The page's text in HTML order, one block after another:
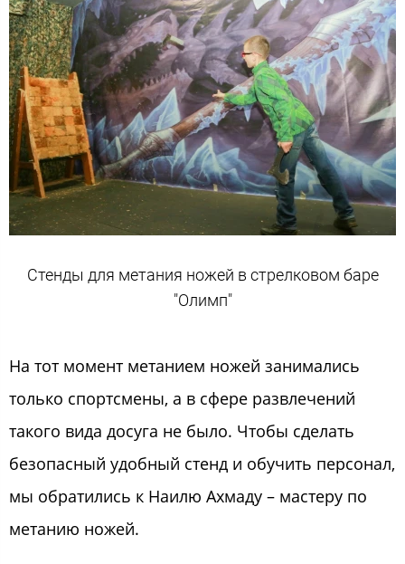
Стенды для метания ножей в стрелковом баре
"Олимп"
На тот момент метанием ножей занимались
только спортсмены, а в сфере развлечений
такого вида досуга не было. Чтобы сделать
безопасный удобный стенд и обучить персонал,
мы обратились к Наилю Ахмаду – мастеру по
метанию ножей.